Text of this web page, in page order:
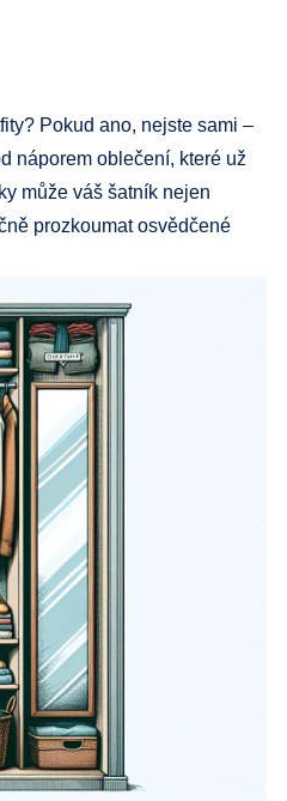
Pokud ano, nejste sami –
náporem oblečení, které už
může váš šatník nejen
prozkoumat osvědčené